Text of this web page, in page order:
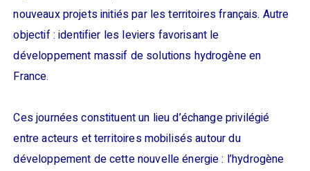
nouveaux projets initiés par les territoires français. Autre
objectif : identifier les leviers favorisant le
développement massif de solutions hydrogène en
France.
Ces journées constituent un lieu d’échange privilégié
entre acteurs et territoires mobilisés autour du
développement de cette nouvelle énergie : l’hydrogène